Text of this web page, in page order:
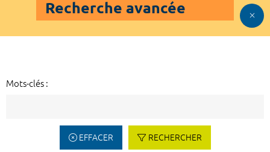
Recherche avancée
Mots-clés :
EFFACER RECHERCHER